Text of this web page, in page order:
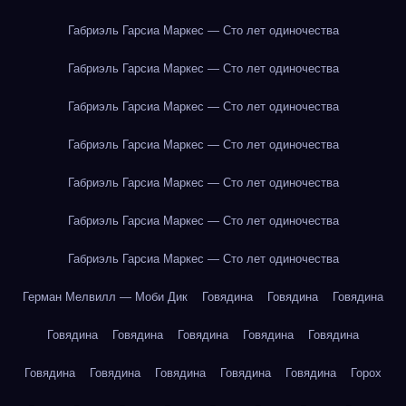
Габриэль Гарсиа Маркес — Сто лет одиночества
Габриэль Гарсиа Маркес — Сто лет одиночества
Габриэль Гарсиа Маркес — Сто лет одиночества
Габриэль Гарсиа Маркес — Сто лет одиночества
Габриэль Гарсиа Маркес — Сто лет одиночества
Габриэль Гарсиа Маркес — Сто лет одиночества
Габриэль Гарсиа Маркес — Сто лет одиночества
Герман Мелвилл — Моби Дик Говядина Говядина Говядина
Говядина Говядина Говядина Говядина Говядина
Говядина Говядина Говядина Говядина Говядина Горох